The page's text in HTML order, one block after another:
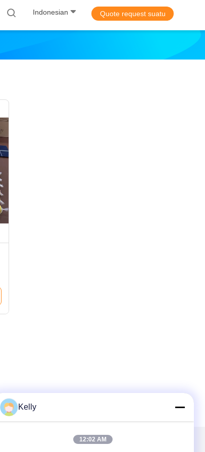
Indonesian Quote request suatu
Kelly
12:02 AM